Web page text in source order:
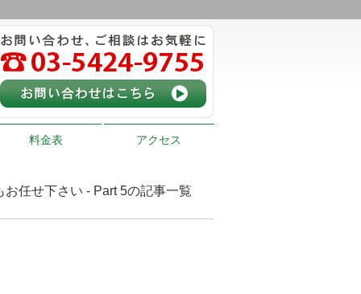
料金表 アクセス
任せ下さい - Part 5の記事一覧